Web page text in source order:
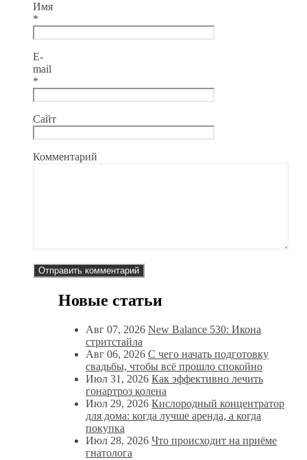
Имя
*
E-
mail
*
Сайт
Комментарий
Новые статьи
Авг 07, 2026 New Balance 530: Икона
стритстайла
Авг 06, 2026 С чего начать подготовку
свадьбы, чтобы всё прошло спокойно
Июл 31, 2026 Как эффективно лечить
гонартроз колена
Июл 29, 2026 Кислородный концентратор
для дома: когда лучше аренда, а когда
покупка
Июл 28, 2026 Что происходит на приёме
гнатолога